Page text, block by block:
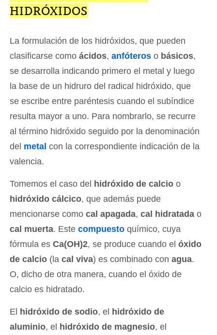
HIDRÓXIDOS
La formulación de los hidróxidos, que pueden
clasificarse como ácidos, anfóteros o básicos,
se desarrolla indicando primero el metal y luego
la base de un hidruro del radical hidróxido, que
se escribe entre paréntesis cuando el subíndice
resulta mayor a uno. Para nombrarlo, se recurre
al término hidróxido seguido por la denominación
del metal con la correspondiente indicación de la
valencia.
Tomemos el caso del hidróxido de calcio o
hidróxido cálcico, que además puede
mencionarse como cal apagada, cal hidratada o
cal muerta. Este compuesto químico, cuya
fórmula es Ca(OH)2, se produce cuando el óxido
de calcio (la cal viva) es combinado con agua.
O, dicho de otra manera, cuando el óxido de
calcio es hidratado.
El hidróxido de sodio, el hidróxido de
aluminio, el hidróxido de magnesio, el